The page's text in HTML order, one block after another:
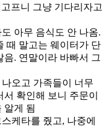
프니 그냥 기다리자고
아무 음식도 안 나옴.
때 말고는 웨이터가 단
. 연말이라 바빠서 그
오고 가족들이 너무
확인해 보니 주문이
알게 됨
케타를 줬고, 나중에